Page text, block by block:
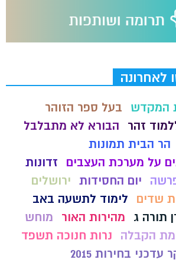
לאחרונה
המקדש
בעל ספר הזוהר
זהר
הבורא לא מתבלבל
הר הבית תמונות
על מערכת העצבים
זדונות
יום החסידות ירושלים
שדים
לימוד לתשעה באב
תורה ג
מהירות האור
מוחש
הקבלה
נרות חנוכה תשפד
עדכני בחירות 2015